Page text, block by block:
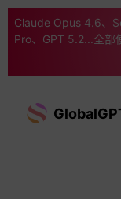
Claude Opus 4.6、
Pro、GPT 5.2...全部